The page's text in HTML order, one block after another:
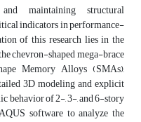
maintaining structural
indicators in performance-
of this research lies in the
chevron-shaped mega-brace
Memory Alloys (SMAs),
3D modeling and explicit
behavior of 2-, 3-, and 6-story
software to analyze the